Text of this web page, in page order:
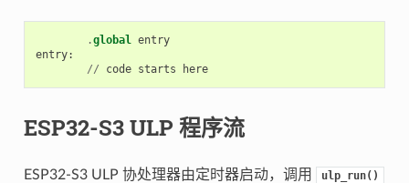
.global entry
entry:
//
code starts here
ESP32-S3 ULP 程序流
ESP32-S3 ULP 协处理器由定时器启动，调用 ulp_run()